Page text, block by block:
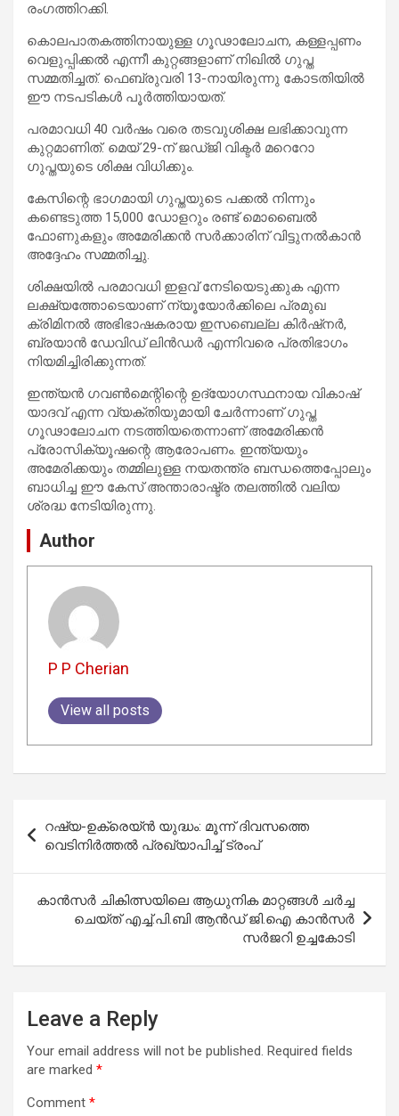
രംഗത്തിറക്കി.
കൊലപാതകത്തിനായുള്ള ഗൂഢാലോചന, കള്ളപ്പണം
വെളുപ്പിക്കൽ എന്നീ കുറ്റങ്ങളാണ് നിഖിൽ ഗുപ്ത
സമ്മതിച്ചത്. ഫെബ്രുവരി 13-നായിരുന്നു കോടതിയിൽ
ഈ നടപടികൾ പൂർത്തിയായത്.
പരമാവധി 40 വർഷം വരെ തടവുശിക്ഷ ലഭിക്കാവുന്ന
കുറ്റമാണിത്. മെയ് 29-ന് ജഡ്ജി വിക്ടർ മറെറോ
ഗുപ്തയുടെ ശിക്ഷ വിധിക്കും.
കേസിന്റെ ഭാഗമായി ഗുപ്തയുടെ പക്കൽ നിന്നും
കണ്ടെടുത്ത 15,000 ഡോളറും രണ്ട് മൊബൈൽ
ഫോണുകളും അമേരിക്കൻ സർക്കാരിന് വിട്ടുനൽകാൻ
അദ്ദേഹം സമ്മതിച്ചു.
ശിക്ഷയിൽ പരമാവധി ഇളവ് നേടിയെടുക്കുക എന്ന
ലക്ഷ്യത്തോടെയാണ് ന്യൂയോർക്കിലെ പ്രമുഖ
ക്രിമിനൽ അഭിഭാഷകരായ ഇസബെല്ല കിർഷ്നർ,
ബ്രയാൻ ഡേവിഡ് ലിൻഡർ എന്നിവരെ പ്രതിഭാഗം
നിയമിച്ചിരിക്കുന്നത്.
ഇന്ത്യൻ ഗവൺമെന്റിന്റെ ഉദ്യോഗസ്ഥനായ വികാഷ്
യാദവ് എന്ന വ്യക്തിയുമായി ചേർന്നാണ് ഗുപ്ത
ഗൂഢാലോചന നടത്തിയതെന്നാണ് അമേരിക്കൻ
പ്രോസിക്യൂഷന്റെ ആരോപണം. ഇന്ത്യയും
അമേരിക്കയും തമ്മിലുള്ള നയതന്ത്ര ബന്ധത്തെപ്പോലും
ബാധിച്ച ഈ കേസ് അന്താരാഷ്ട്ര തലത്തിൽ വലിയ
ശ്രദ്ധ നേടിയിരുന്നു.
Author
P P Cherian
View all posts
navigation
റഷ്യ-ഉക്രെയ്ൻ യുദ്ധം: മൂന്ന് ദിവസത്തെ
വെടിനിർത്തൽ പ്രഖ്യാപിച്ച് ട്രംപ്
കാൻസർ ചികിത്സയിലെ ആധുനിക മാറ്റങ്ങൾ ചർച്ച
ചെയ്ത് എച്ച്.പി.ബി ആൻഡ് ജി.ഐ കാൻസർ
സർജറി ഉച്ചകോടി
Leave a Reply
Your email address will not be published. Required fields
are marked *
Comment *